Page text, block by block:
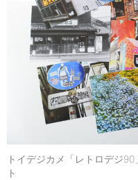
トイデジカメ「レトロデジ
ト